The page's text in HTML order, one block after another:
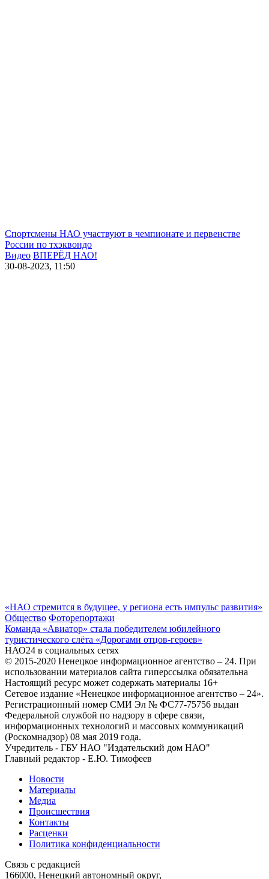
Спортсмены НАО участвуют в чемпионате и первенстве
России по тхэквондо
Видео ВПЕРЁД НАО!
30-08-2023, 11:50
«НАО стремится в будущее, у региона есть импульс развития»
Общество Фоторепортажи
Команда «Авиатор» стала победителем юбилейного
туристического слёта «Дорогами отцов‑героев»
НАО24 в социальных сетях
© 2015-2020 Ненецкое информационное агентство – 24. При
использовании материалов сайта гиперссылка обязательна
Настоящий ресурс может содержать материалы 16+
Сетевое издание «Ненецкое информационное агентство – 24».
Регистрационный номер СМИ Эл № ФС77-75756 выдан
Федеральной службой по надзору в сфере связи,
информационных технологий и массовых коммуникаций
(Роскомнадзор) 08 мая 2019 года.
Учредитель - ГБУ НАО "Издательский дом НАО"
Главный редактор - Е.Ю. Тимофеев
Новости
Материалы
Медиа
Происшествия
Контакты
Расценки
Политика конфиденциальности
Связь с редакцией
166000, Ненецкий автономный округ,